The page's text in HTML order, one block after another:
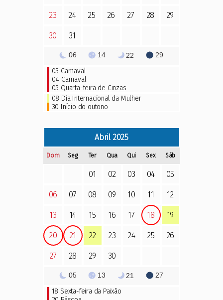
23 24 25 26 27 28 29
30 31
06 14 22 29
03 Carnaval
04 Carnaval
05 Quarta-feira de Cinzas
08 Dia Internacional da Mulher
30 Início do outono
Abril 2025
Dom Seg Ter Qua Qui Sex Sáb
01 02 03 04 05
06 07 08 09 10 11 12
13 14 15 16 17 18 19
20 21 22 23 24 25 26
27 28 29 30
05 13 21 27
18 Sexta-feira da Paixão